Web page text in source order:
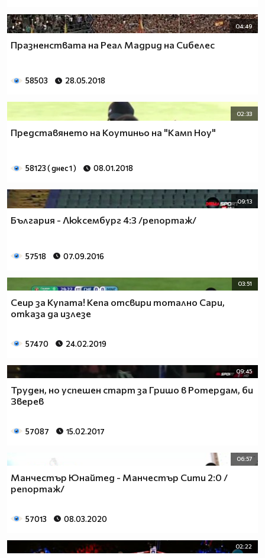
04:49
Празненствата на Реал Мадрид на Сибелес
58503 28.05.2018
02:33
Представянето на Коутиньо на "Камп Ноу"
58123 ( днес 1 ) 08.01.2018
09:13
България - Люксембург 4:3 /репортаж/
57518 07.09.2016
03:51
Сеир за Купата! Кепа отсвири тотално Сари,
отказа да излезе
57470 24.02.2019
09:45
Труден, но успешен старт за Гришо в Ротердам, би
Зверев
57087 15.02.2017
06:57
Манчестър Юнайтед - Манчестър Сити 2:0 /
репортаж/
57013 08.03.2020
02:22